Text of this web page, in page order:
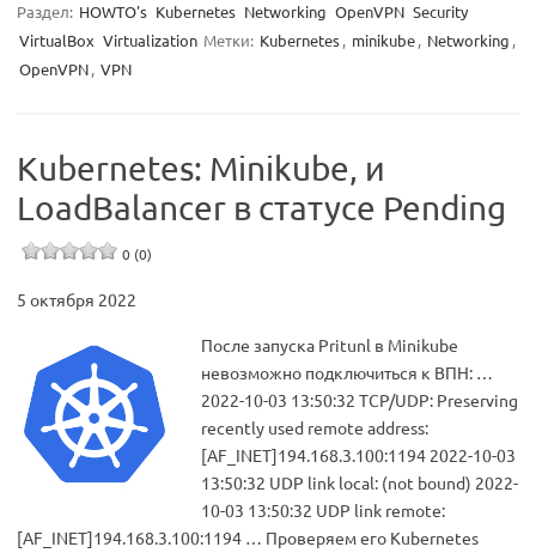
Раздел: HOWTO's Kubernetes Networking OpenVPN Security
VirtualBox Virtualization Метки: Kubernetes, minikube, Networking ,
OpenVPN, VPN
Kubernetes: Minikube, и
LoadBalancer в статусе Pending
0 (0)
5 октября 2022
После запуска Pritunl в Minikube
невозможно подключиться к ВПН: …
2022-10-03 13:50:32 TCP/UDP: Preserving
recently used remote address:
[AF_INET]194.168.3.100:1194 2022-10-03
13:50:32 UDP link local: (not bound) 2022-
10-03 13:50:32 UDP link remote:
[AF_INET]194.168.3.100:1194 … Проверяем его Kubernetes